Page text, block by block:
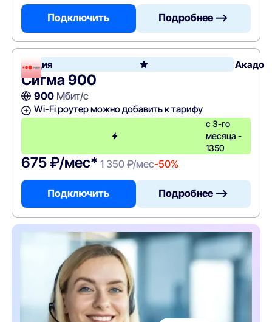
Подключить Подробнее —>
Акция Акадо
Сигма 900
900Мбит/с
Wi-Fi роутер можно добавить к тарифу
с 3-го
месяца -
1350
675 ₽/мес* 1 350 ₽/мес-50%
Подключить Подробнее —>